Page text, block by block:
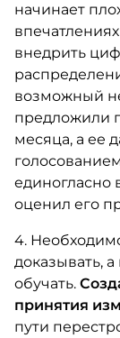
начинает
внедрить
возможный
предложили
месяца, а ее
единогласно
оценил его
4.
доказывать,
обучать.
принятия
пути